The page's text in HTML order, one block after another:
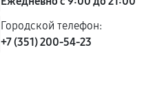
Городской телефон:
+7 (351) 200-54-23